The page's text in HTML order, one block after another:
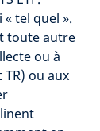
« tel quel ».
toute autre
ou à
TR) ou aux